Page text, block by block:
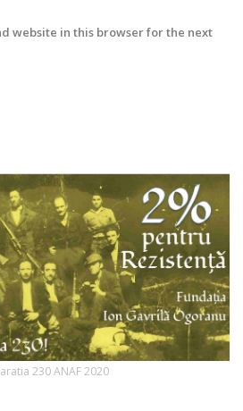
website in this browser for the next
230 ANAF 2020